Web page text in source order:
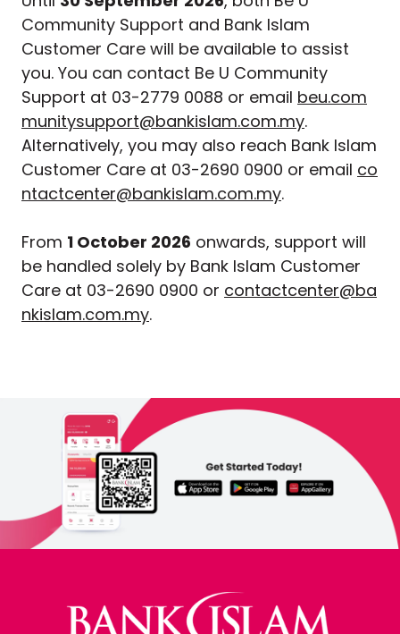
Community Support and Bank Islam
Customer Care will be available to assist
you. You can contact Be U Community
Support at 03-2779 0088 or email beu.com
munitysupport@bankislam.com.my.
Alternatively, you may also reach Bank Islam
Customer Care at 03-2690 0900 or email co
ntactcenter@bankislam.com.my.
From 1 October 2026 onwards, support will
be handled solely by Bank Islam Customer
Care at 03-2690 0900 or contactcenter@ba
nkislam.com.my.